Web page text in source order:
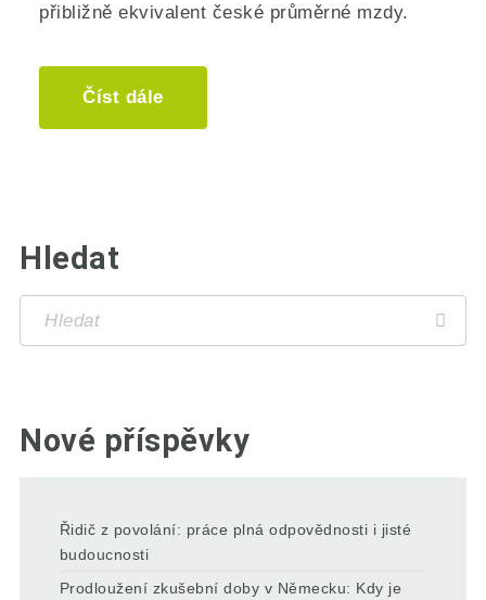
přibližně ekvivalent české průměrné mzdy.
Číst dále
Hledat
Nové příspěvky
Řidič z povolání: práce plná odpovědnosti i jisté
budoucnosti
Prodloužení zkušební doby v Německu: Kdy je